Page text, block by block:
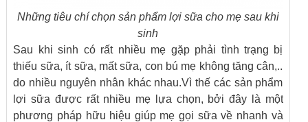
Những tiêu chí chọn sản phẩm lợi sữa cho mẹ sau khi
sinh
Sau khi sinh có rất nhiều mẹ gặp phải tình trạng bị
thiếu sữa, ít sữa, mất sữa, con bú mẹ không tăng cân,..
do nhiều nguyên nhân khác nhau.Vì thế các sản phẩm
lợi sữa được rất nhiều mẹ lựa chọn, bởi đây là một
phương pháp hữu hiệu giúp mẹ gọi sữa về nhanh và